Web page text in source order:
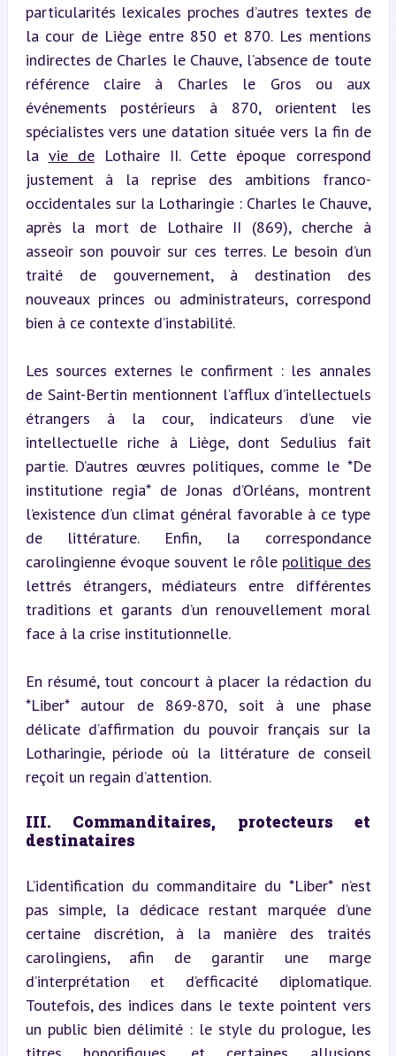
particularités lexicales proches d’autres textes de
la cour de Liège entre 850 et 870. Les mentions
indirectes de Charles le Chauve, l’absence de toute
référence claire à Charles le Gros ou aux
événements postérieurs à 870, orientent les
spécialistes vers une datation située vers la fin de
la vie de Lothaire II. Cette époque correspond
justement à la reprise des ambitions franco-
occidentales sur la Lotharingie : Charles le Chauve,
après la mort de Lothaire II (869), cherche à
asseoir son pouvoir sur ces terres. Le besoin d’un
traité de gouvernement, à destination des
nouveaux princes ou administrateurs, correspond
bien à ce contexte d’instabilité.
Les sources externes le confirment : les annales
de Saint-Bertin mentionnent l’afflux d’intellectuels
étrangers à la cour, indicateurs d’une vie
intellectuelle riche à Liège, dont Sedulius fait
partie. D’autres œuvres politiques, comme le *De
institutione regia* de Jonas d’Orléans, montrent
l’existence d’un climat général favorable à ce type
de littérature. Enfin, la correspondance
carolingienne évoque souvent le rôle politique des
lettrés étrangers, médiateurs entre différentes
traditions et garants d’un renouvellement moral
face à la crise institutionnelle.
En résumé, tout concourt à placer la rédaction du
*Liber* autour de 869-870, soit à une phase
délicate d’affirmation du pouvoir français sur la
Lotharingie, période où la littérature de conseil
reçoit un regain d’attention.
III. Commanditaires, protecteurs et
destinataires
L’identification du commanditaire du *Liber* n’est
pas simple, la dédicace restant marquée d’une
certaine discrétion, à la manière des traités
carolingiens, afin de garantir une marge
d’interprétation et d’efficacité diplomatique.
Toutefois, des indices dans le texte pointent vers
un public bien délimité : le style du prologue, les